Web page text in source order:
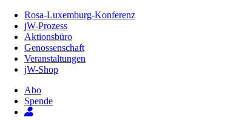
Inhalt
Seite
Rosa-Luxemburg-Konferenz
jW-Prozess
Aktionsbüro
Genossenschaft
Veranstaltungen
jW-Shop
Abo
Spende